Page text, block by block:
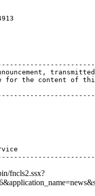
for the content of
fncls2.ssx?